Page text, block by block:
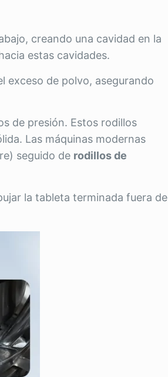
creando una cavidad en la
estas cavidades.
exceso de polvo, asegurando
de presión. Estos rodillos
Las máquinas modernas
seguido de rodillos de
la tableta terminada fuera de